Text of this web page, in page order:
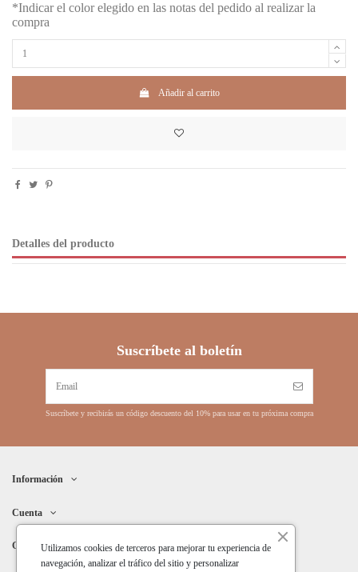
*Indicar el color elegido en las notas del pedido al realizar la
compra
Añadir al carrito
Detalles del producto
Suscríbete al boletín
Suscríbete y recibirás un código descuento del 10% para usar en tu próxima compra
Información
Cuenta
ContactoUtilizamos cookies de terceros para mejorar tu experiencia de
navegación, analizar el tráfico del sitio y personalizar